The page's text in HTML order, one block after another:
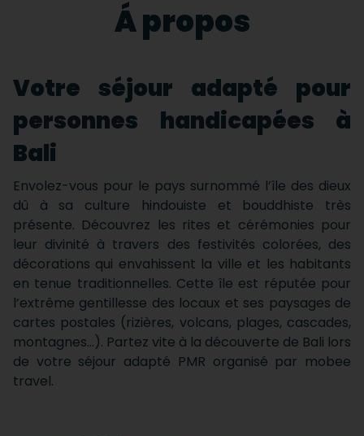
Á propos
Votre séjour adapté pour
personnes handicapées à
Bali
Envolez-vous pour le pays surnommé l’île des dieux
dû à sa culture hindouiste et bouddhiste très
présente. Découvrez les rites et cérémonies pour
leur divinité à travers des festivités colorées, des
décorations qui envahissent la ville et les habitants
en tenue traditionnelles. Cette île est réputée pour
l’extrême gentillesse des locaux et ses paysages de
cartes postales (rizières, volcans, plages, cascades,
montagnes…). Partez vite à la découverte de Bali lors
de votre séjour adapté PMR organisé par mobee
travel.